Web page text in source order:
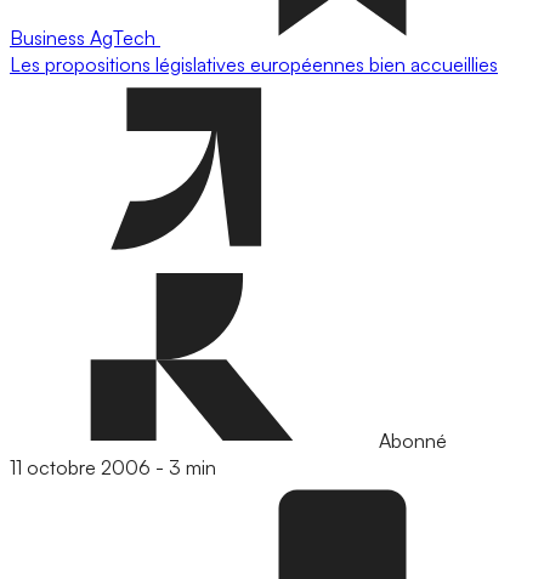
Business AgTech
Les propositions législatives européennes bien accueillies
Abonné
11 octobre 2006 - 3 min